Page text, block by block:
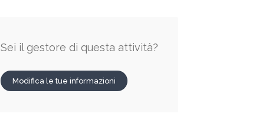
Sei il gestore di questa attività?
Modifica le tue informazioni